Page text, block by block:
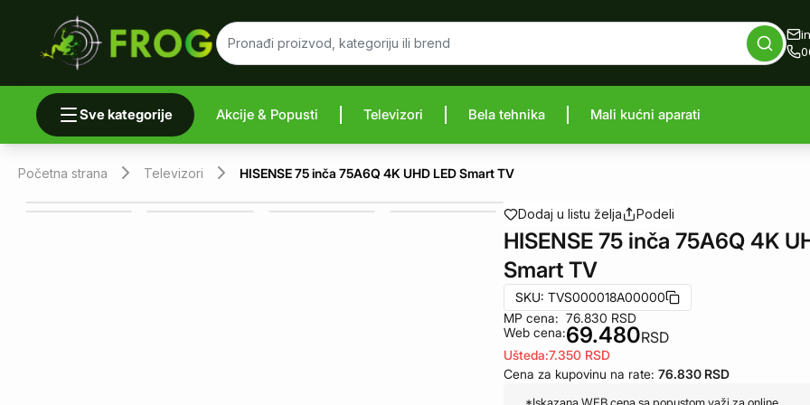
Sve kategorije Akcije & Popusti Televizori Bela tehnika Mali kućni aparati
Početna strana Televizori HISENSE 75 inča 75A6Q 4K UHD LED Smart TV
Dodaj u listu želja Podeli
HISENSE 75 inča 75A6Q 4K
Smart TV
SKU: TVS000018A00000
MP cena:
Web cena:
76.830 RSD
69.480RSD
Ušteda:7.350 RSD
Cena za kupovinu na rate: 76.830 RSD